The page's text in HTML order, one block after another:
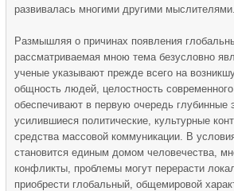
развивалась многими другими мыслителями.
Размышляя о причинах появления
рассматриваемая мною тема безусловно
ученые указывают прежде всего на
общность людей, целостность
обеспечивают в первую очередь глубинные
усилившиеся политические, культурные
средства массовой коммуникации. В
становится единым домом человечества,
конфликты, проблемы могут перерасти
приобрести глобальный, общемировой